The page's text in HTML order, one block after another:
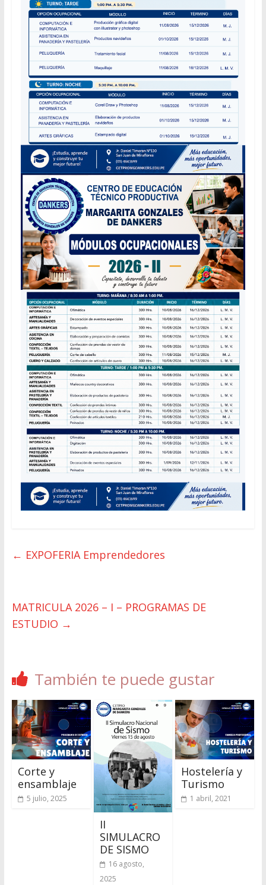
← EXPOFERIA Emprendedores
MATRICULA 2026 – I – PROGRAMAS DE
ESTUDIO →
También te puede gustar
Corte y
ensamblaje
5 julio, 2025
II
SIMULACRO
DE SISMO
16 agosto,
2025
Hostelería y
Turismo
1 abril, 2021